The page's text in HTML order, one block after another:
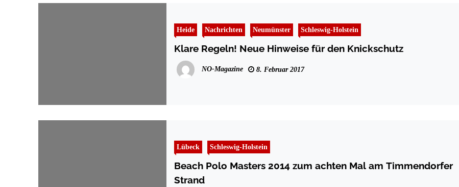
Heide Nachrichten Neumünster Schleswig-Holstein
Klare Regeln! Neue Hinweise für den Knickschutz
NO-Magazine 8. Februar 2017
Lübeck Schleswig-Holstein
Beach Polo Masters 2014 zum achten Mal am Timmendorfer
Strand